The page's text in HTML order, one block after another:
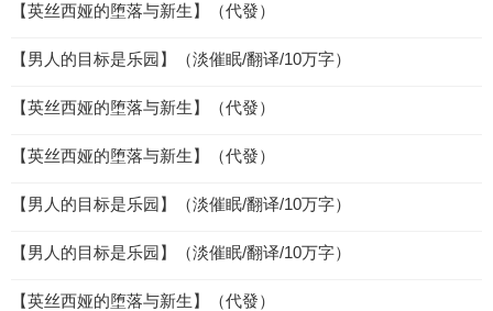
【英丝西娅的堕落与新生】（代發）
【男人的目标是乐园】（淡催眠/翻译/10万字）
【英丝西娅的堕落与新生】（代發）
【英丝西娅的堕落与新生】（代發）
【男人的目标是乐园】（淡催眠/翻译/10万字）
【男人的目标是乐园】（淡催眠/翻译/10万字）
【英丝西娅的堕落与新生】（代發）